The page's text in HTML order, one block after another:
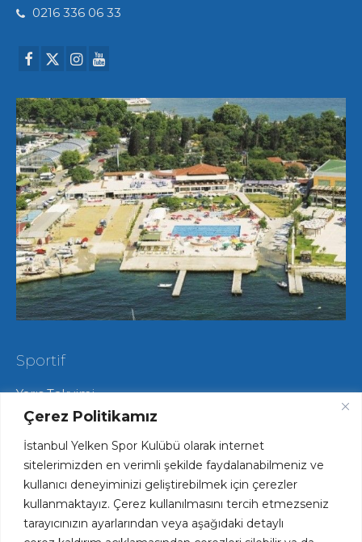
Çerez Politikamız
İstanbul Yelken Spor Kulübü olarak internet
sitelerimizden en verimli şekilde faydalanabilmeniz ve
kullanıcı deneyiminizi geliştirebilmek için çerezler
kullanmaktayız. Çerez kullanılmasını tercih etmezseniz
tarayıcınızın ayarlarından veya aşağıdaki detaylı
0216 336 06 33
Sportif
Yarış Takvimi
Hareketli Salma Yarışları
Yat Yarışları
Radyo Yelken Yarışları
Lisans ve Vize İşlemleri
Tekne Park ve Çekek Hizmetlerimiz
Hızlı Erişim